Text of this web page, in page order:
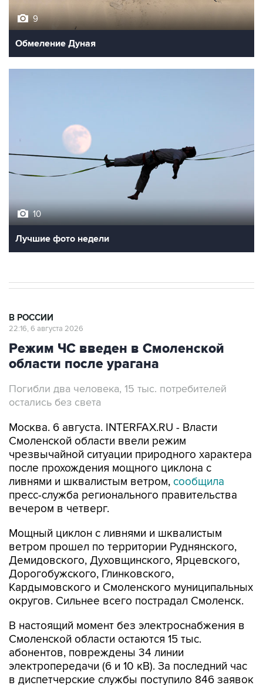
9
Обмеление Дуная
10
Лучшие фото недели
В РОССИИ
22:16, 6 августа 2026
Режим ЧС введен в Смоленской
области после урагана
Погибли два человека, 15 тыс. потребителей
остались без света
Москва. 6 августа. INTERFAX.RU - Власти
Смоленской области ввели режим
чрезвычайной ситуации природного характера
после прохождения мощного циклона с
ливнями и шквалистым ветром, сообщила
пресс-служба регионального правительства
вечером в четверг.
Мощный циклон с ливнями и шквалистым
ветром прошел по территории Руднянского,
Демидовского, Духовщинского, Ярцевского,
Дорогобужского, Глинковского,
Кардымовского и Смоленского муниципальных
округов. Сильнее всего пострадал Смоленск.
В настоящий момент без электроснабжения в
Смоленской области остаются 15 тыс.
абонентов, повреждены 34 линии
электропередачи (6 и 10 кВ). За последний час
в диспетчерские службы поступило 846 заявок